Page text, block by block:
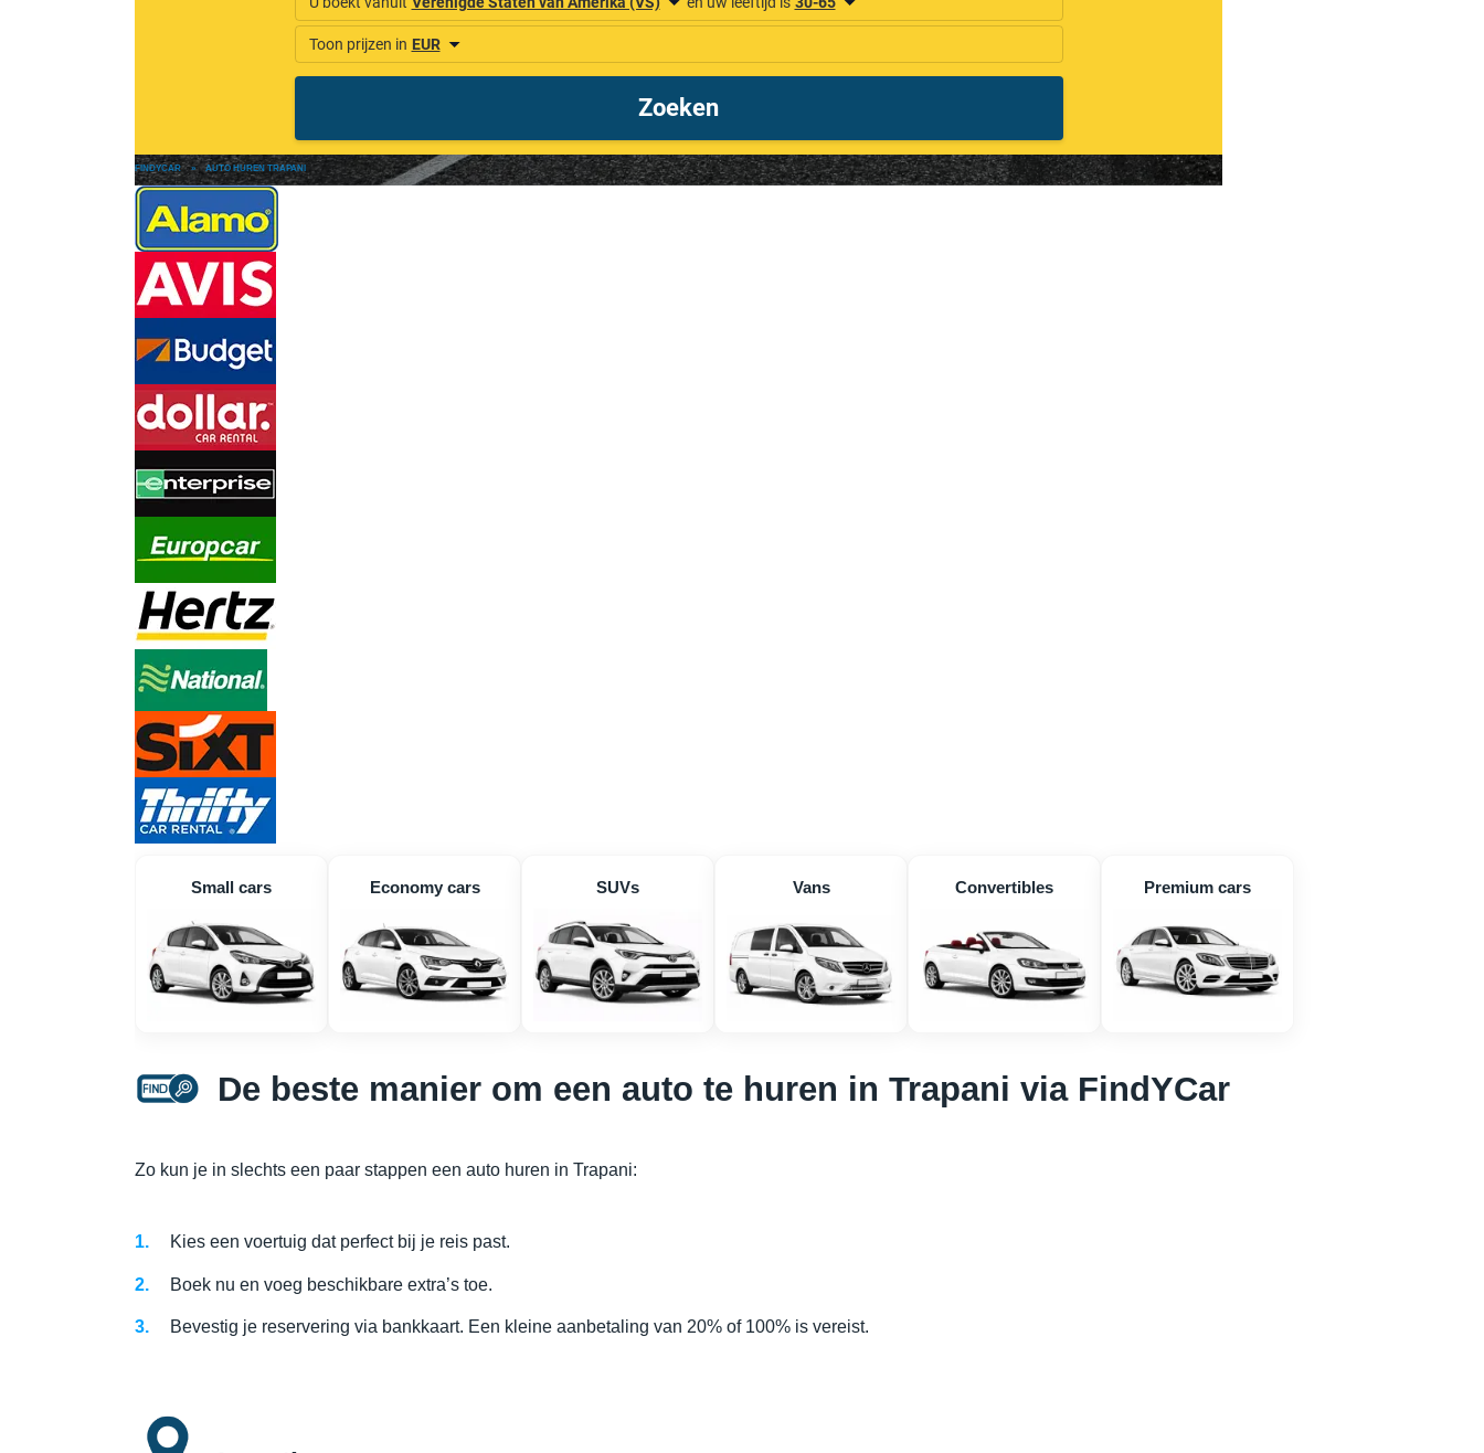
FINDYCAR » AUTO HUREN TRAPANI
Small cars Economy cars SUVs Vans Convertibles Premium cars
De beste manier om een auto te huren in Trapani via FindYCar
Zo kun je in slechts een paar stappen een auto huren in Trapani:
Kies een voertuig dat perfect bij je reis past.
Boek nu en voeg beschikbare extra’s toe.
Bevestig je reservering via bankkaart. Een kleine aanbetaling van 20% of 100% is vereist.